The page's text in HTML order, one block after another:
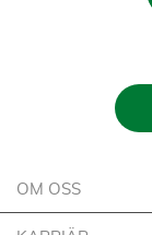
OM OSS